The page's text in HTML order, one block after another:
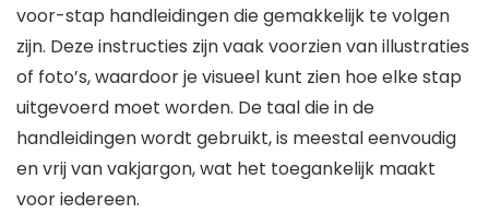
voor-stap handleidingen die gemakkelijk te volgen
zijn. Deze instructies zijn vaak voorzien van illustraties
of foto’s, waardoor je visueel kunt zien hoe elke stap
uitgevoerd moet worden. De taal die in de
handleidingen wordt gebruikt, is meestal eenvoudig
en vrij van vakjargon, wat het toegankelijk maakt
voor iedereen.